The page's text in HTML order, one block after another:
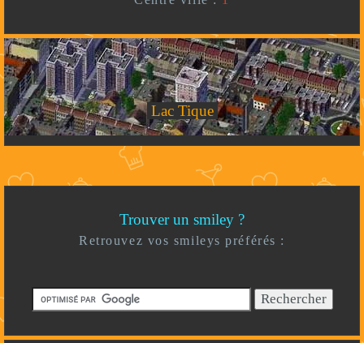
Lac Tique
Trouver un smiley ?
Retrouvez vos smileys préférés :